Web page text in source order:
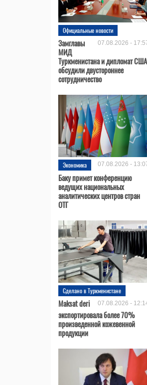
Официальные новости
07.08.2026 -
Замглавы
МИД
Туркменистана и дипломат США
обсудили двустороннее
сотрудничество
Экономика 07.08.2026 -
Баку примет конференцию
ведущих национальных
аналитических центров стран
ОТГ
Сделано в Туркменистане
07.08.2026 -
Maksat deri
экспортировала более 70%
произведенной кожевенной
продукции